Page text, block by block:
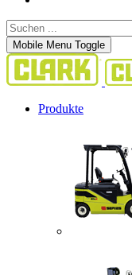
Mobile Menu Toggle
Produkte